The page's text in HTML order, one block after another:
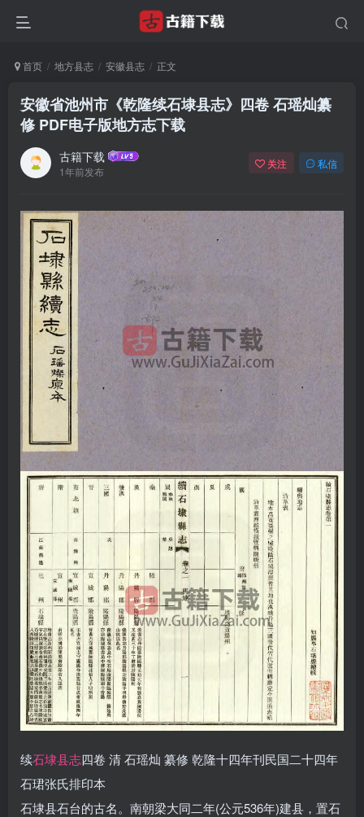
首页 地方县志 安徽县志 正文
安徽省池州市《乾隆续石埭县志》四卷 石瑶灿纂
修 PDF电子版地方志下载
古籍下载
1年前发布
关注 私信
续石埭县志四卷 清 石瑶灿 纂修 乾隆十四年刊民国二十四年
石珺张氏排印本
石埭县石台的古名。南朝梁大同二年(公元536年)建县，置石